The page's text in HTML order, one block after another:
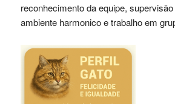
reconhecimento da equipe,
ambiente harmonico e trabalho em